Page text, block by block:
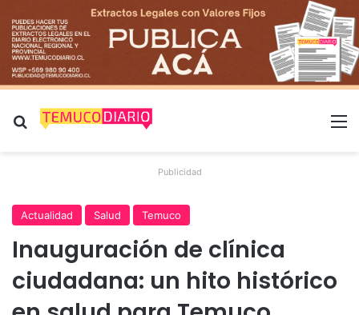
Buscar por
Publicidad
Actualidad Salud Temuco
Inauguración de clínica
ciudadana: un hito histórico